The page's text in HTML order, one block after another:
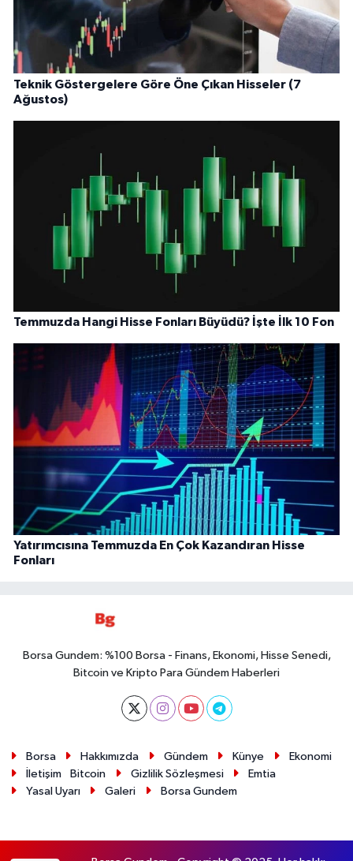
Teknik Göstergelere Göre Öne Çıkan Hisseler (7
Ağustos)
Temmuzda Hangi Hisse Fonları Büyüdü? İşte İlk 10 Fon
Yatırımcısına Temmuzda En Çok Kazandıran Hisse
Fonları
Borsa Gundem: %100 Borsa - Finans, Ekonomi, Hisse Senedi,
Bitcoin ve Kripto Para Gündem Haberleri
Borsa Hakkımızda Gündem Künye
Ekonomi
İletişim
Bitcoin Gizlilik Sözleşmesi
Emtia
Yasal Uyarı
Galeri Borsa Gundem